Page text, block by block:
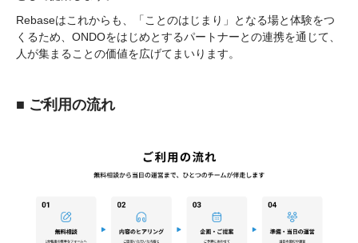
Rebaseはこれからも、「ことのはじまり」となる場と体験をつ
くるため、ONDOをはじめとするパートナーとの連携を通じて、
人が集まることの価値を広げてまいります。
■ ご利用の流れ